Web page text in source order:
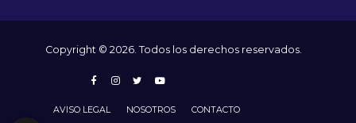
Copyright © 2026. Todos los derechos reservados.
AVISO LEGAL NOSOTROS CONTACTO